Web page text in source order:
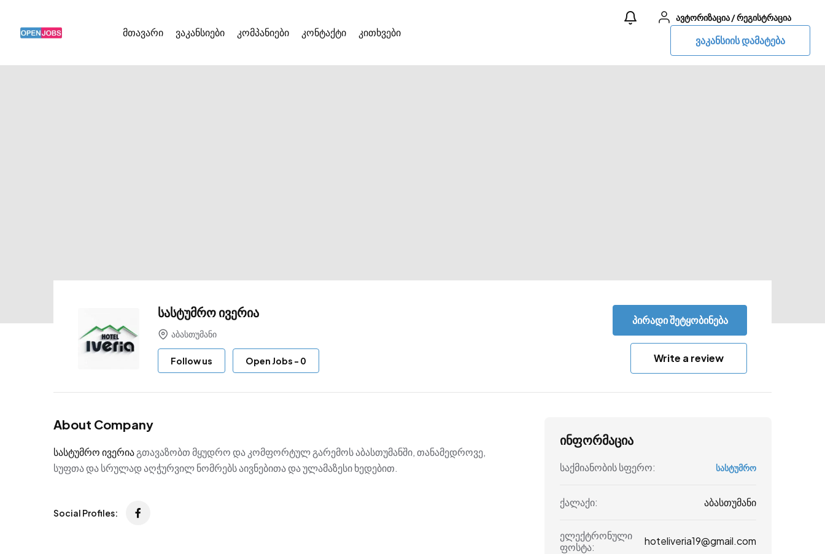
მთავარი ვაკანსიები კომპანიები კონტაქტი კითხვები
ავტორიზაცია/რეგისტრაცია
ვაკანსიის დამატება
სასტუმრო ივერია
აბასთუმანი
Follow us Open Jobs - 0
პირადი შეტყობინება
Write a review
About Company
სასტუმრო ივერიაგთავაზობთ მყუდრო და კომფორტულ გარემოს აბასთუმანში, თანამედროვე,
სუფთა და სრულად აღჭურვილ ნომრებს აივნებითა და ულამაზესი ხედებით.
Social Profiles:
ინფორმაცია
საქმიანობის სფერო: სასტუმრო
ქალაქი: აბასთუმანი
ელექტრონული
ფოსტა:
hoteliveria19@gmail.com